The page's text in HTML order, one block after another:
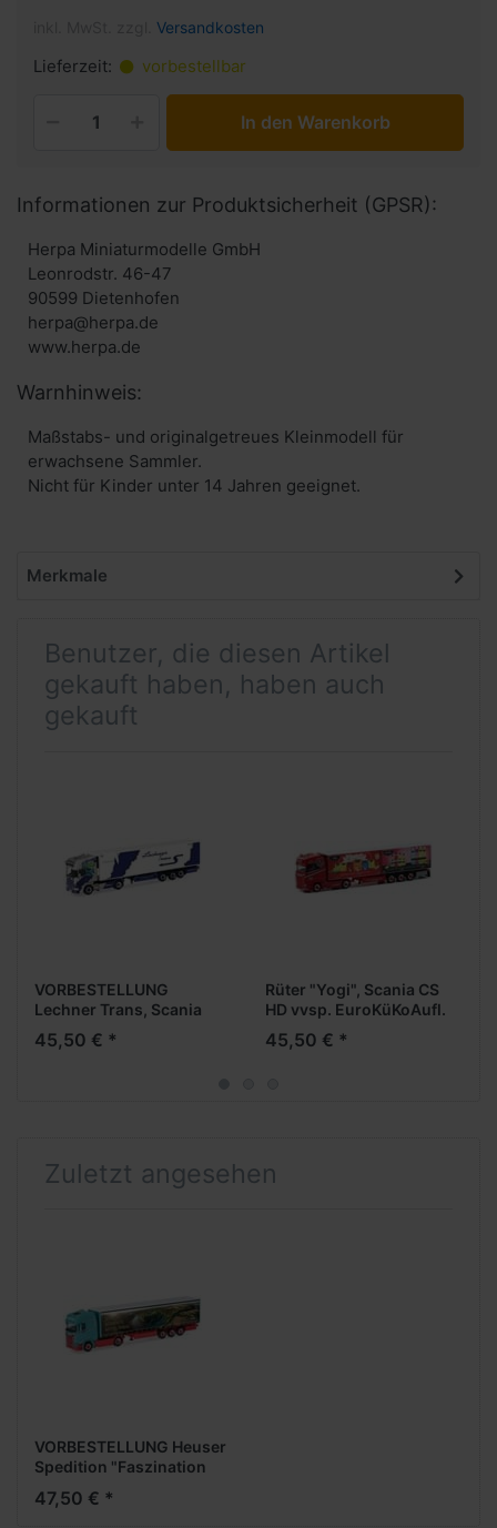
Versandkosten
Lieferzeit: vorbestellbar
In den Warenkorb
Informationen zur Produktsicherheit (GPSR):
Herpa Miniaturmodelle GmbH
Leonrodstr. 46-47
90599 Dietenhofen
herpa@herpa.de
www.herpa.de
Warnhinweis:
Maßstabs- und originalgetreues Kleinmodell für
erwachsene Sammler.
Nicht für Kinder unter 14 Jahren geeignet.
Merkmale
Benutzer, die diesen Artikel
gekauft haben, haben auch
gekauft
VORBESTELLUNG
Lechner Trans, Scania
164 Topline vvsp.
EuroKüKoAufl. (I)
45,50 € *
Rüter "Yogi", Scania CS
HD vvsp. EuroKüKoAufl.
(Sonderedition Hamburg)
45,50 € *
Zuletzt angesehen
VORBESTELLUNG Heuser
Spedition "Faszination
vvsp. GardPlAufl.
47,50 € *